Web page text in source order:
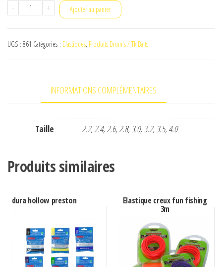
-
quantité
plein
+ Ajouter au panier
UGS : 861 Catégories : Elastiques, Produits Drum's / Tk Baits
INFORMATIONS COMPLÉMENTAIRES
Taille 2.2, 2.4, 2.6, 2.8, 3.0, 3.2, 3.5, 4.0
Produits similaires
dura hollow preston Elastique creux fun fishing
3m